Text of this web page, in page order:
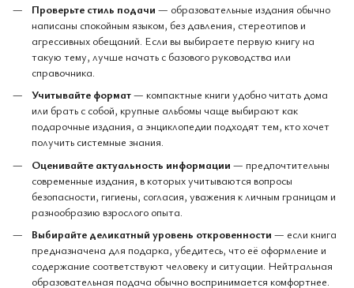
Проверьте стиль подачи — образовательные издания обычно
написаны спокойным языком, без давления, стереотипов и
агрессивных обещаний. Если вы выбираете первую книгу на
такую тему, лучше начать с базового руководства или
справочника.
Учитывайте формат— компактные книги удобно читать дома
или брать с собой, крупные альбомы чаще выбирают как
подарочные издания, а энциклопедии подходят тем, кто хочет
получить системные знания.
Оценивайте актуальность информации — предпочтительны
современные издания, в которых учитываются вопросы
безопасности, гигиены, согласия, уважения к личным границам и
разнообразию взрослого опыта.
Выбирайте деликатный уровень откровенности — если книга
предназначена для подарка, убедитесь, что её оформление и
содержание соответствуют человеку и ситуации. Нейтральная
образовательная подача обычно воспринимается комфортнее.